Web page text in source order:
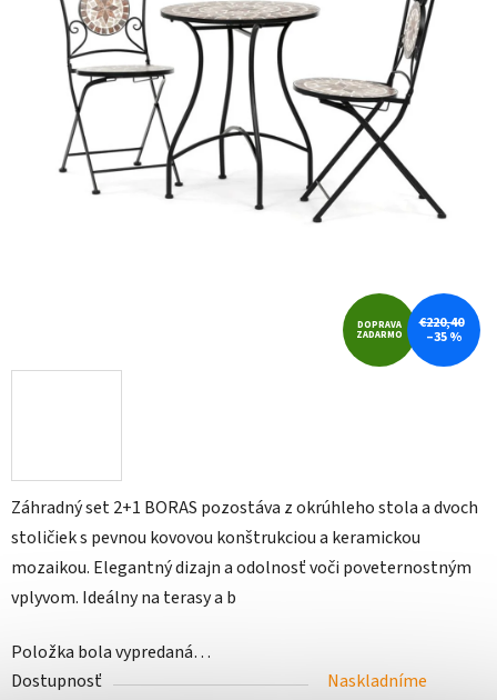
Záhradný set 2+1 BORAS pozostáva z okrúhleho stola a dvoch
stoličiek s pevnou kovovou konštrukciou a keramickou
mozaikou. Elegantný dizajn a odolnosť voči poveternostným
vplyvom. Ideálny na terasy a b
Položka bola vypredaná…
Dostupnosť
Naskladníme
hviezdičiek.
DOPRAVA
ZADARMO
€220,40
–35 %